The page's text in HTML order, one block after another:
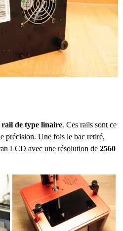
rail de type linaire. Ces rails sont ce
précision. Une fois le bac retiré,
LCD avec une résolution de 2560